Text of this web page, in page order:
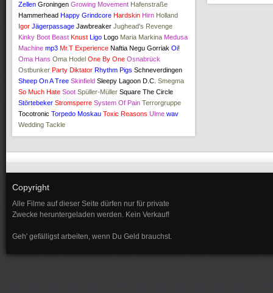
Zellen Groningen Growing Movement Hafenstraße
Hammerhead Happy Grindcore Hardskin Hirn Holland
Igor Jägerpassage Jawbreaker Jughead's Revenge
Kinky Boot Beast Knust Ligo Logo Maria Markina Medusa
Machine mp3 Mr.T Experience Naftia Negu Gorriak Oi!
Oma Hans Oma Hodel One By One Osnabrück
Ostbunker Party Diktator Rhythm Pigs Schneverdingen
Sheep On A Tree Skinfield Sleepy Lagoon D.C. Smegma
So Much Hate Soot Spüller-Müller Square The Circle
Störtebeker Stromsperre System Of Pain Terrorgruppe
Tocotronic Torpedo Moskau Toxic Reasons Ulme wav
Wedding Tackle
Copyright
Alle Filme auf dieser Seite dürfen nur für private
Zwecke heruntergeladen werden. Kein Verkauf!
Geh' gefälligst arbeiten, wenn Du Geld brauchst.